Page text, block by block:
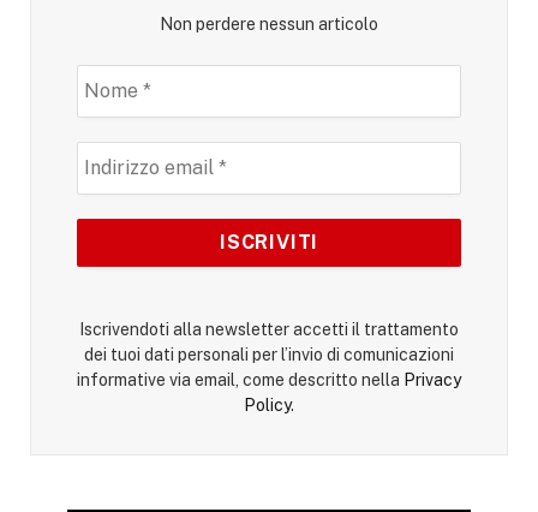
Non perdere nessun articolo
Iscrivendoti alla newsletter accetti il trattamento
dei tuoi dati personali per l’invio di comunicazioni
informative via email, come descritto nella Privacy
Policy.